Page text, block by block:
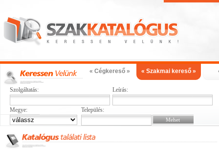
« Cégkereső » « Szakmai kereső »
Szolgáltatás: Leírás:
Megye: Település: